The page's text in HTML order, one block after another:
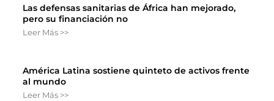
Las defensas sanitarias de África han mejorado,
pero su financiación no
Leer Más >>
América Latina sostiene quinteto de activos frente
al mundo
Leer Más >>